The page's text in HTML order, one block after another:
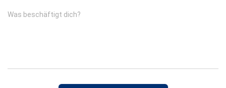
Was beschäftigt dich?